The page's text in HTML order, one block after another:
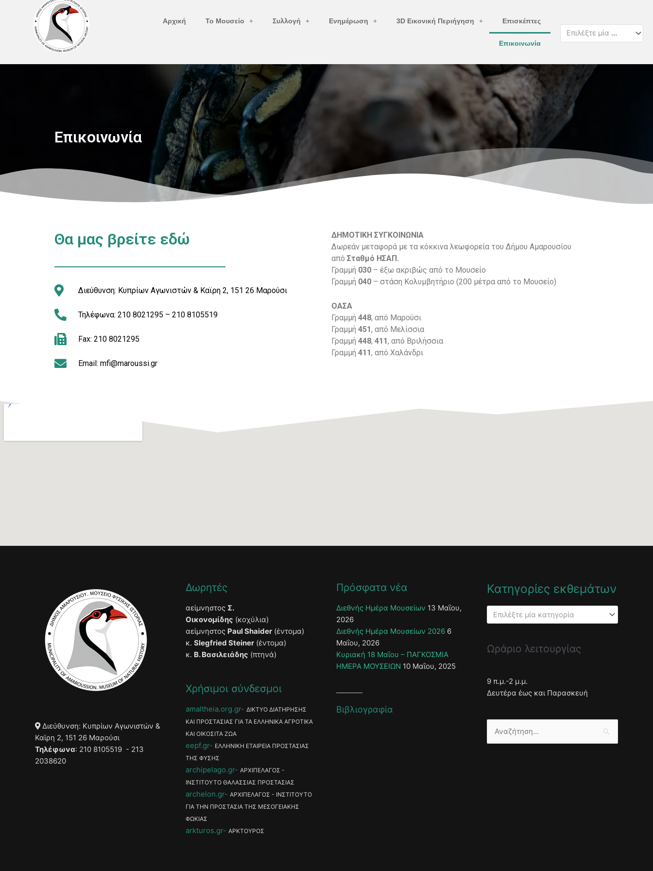
περιεχόμενο
Αρχική Το Μουσείο Συλλογή Ενημέρωση 3D Εικονική Περιήγηση Επισκέπτες
Επικοινωνία
Επιλέξτε μία κατηγορία
Επικοινωνία
Θα μας βρείτε εδώ
Διεύθυνση: Κυπρίων Αγωνιστών & Καϊρη 2, 151 26 Μαρούσι
Τηλέφωνα: 210 8021295 – 210 8105519
Fax: 210 8021295
Email: mfi@maroussi.gr
ΔΗΜΟΤΙΚΗ ΣΥΓΚΟΙΝΩΝΙΑ
Δωρεάν μεταφορά με τα κόκκινα λεωφορεία του Δήμου Αμαρουσίου
από Σταθμό ΗΣΑΠ.
Γραμμή 030 – έξω ακριβώς από το Μουσείο
Γραμμή 040 – στάση Κολυμβητήριο (200 μέτρα από το Μουσείο)
ΟΑΣΑ
Γραμμή 448, από Μαρούσι
Γραμμή 451, από Μελίσσια
Γραμμή 448, 411, από Βριλήσσια
Γραμμή 411, από Χαλάνδρι
Διεύθυνση: Κυπρίων Αγωνιστών &
Καϊρη 2, 151 26 Μαρούσι
Τηλέφωνα: 210 8105519 - 213
2038620
Δωρητές
αείμνηστος Σ.
Οικονομίδης (κοχύλια)
αείμνηστος Paul Shaider (έντομα)
κ. Slegfried Steiner (έντομα)
κ. Β. Βασιλειάδης (πτηνά)
Χρήσιμοι σύνδεσμοι
amaltheia.org.gr
ΔΙΚΤΥΟ ΔΙΑΤΗΡΗΣΗΣ
ΚΑΙ ΠΡΟΣΤΑΣΙΑΣ ΓΙΑ ΤΑ ΕΛΛΗΝΙΚΑ ΑΓΡΟΤΙΚΑ
ΚΑΙ ΟΙΚΟΣΙΤΑ ΖΩΑ
eepf.gr
ΕΛΛΗΝΙΚΗ ΕΤΑΙΡΕΙΑ ΠΡΟΣΤΑΣΙΑΣ
ΤΗΣ ΦΥΣΗΣ
archipelago.gr
ΑΡΧΙΠΕΛΑΓΟΣ -
ΙΝΣΤΙΤΟΥΤΟ ΘΑΛΑΣΣΙΑΣ ΠΡΟΣΤΑΣΙΑΣ
archelon.gr
ΑΡΧΙΠΕΛΑΓΟΣ - ΙΝΣΤΙΤΟΥΤΟ
ΓΙΑ ΤΗΝ ΠΡΟΣΤΑΣΙΑ ΤΗΣ ΜΕΣΟΓΕΙΑΚΗΣ
ΦΩΚΙΑΣ
arkturos.gr ΑΡΚΤΟΥΡΟΣ
Πρόσφατα νέα
Διεθνής Ημέρα Μουσείων 13 Μαΐου,
2026
Διεθνής Ημέρα Μουσείων 2026 6
Μαΐου, 2026
Κυριακή 18 Μαΐου – ΠΑΓΚΟΣΜΙΑ
ΗΜΕΡΑ ΜΟΥΣΕΙΩΝ 10 Μαΐου, 2025
Βιβλιογραφία
Κατηγορίες εκθεμάτων
Επιλέξτε μία κατηγορία
Ωράριο λειτουργίας
9 π.μ.-2 μ.μ.
Δευτέρα έως και Παρασκευή
Αναζήτηση
για: